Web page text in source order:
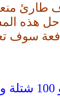
طارئ
هذه
للفدان .
يتم تقليع